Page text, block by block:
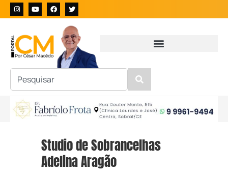
Studio de Sobrancelhas
Adelina Aragão